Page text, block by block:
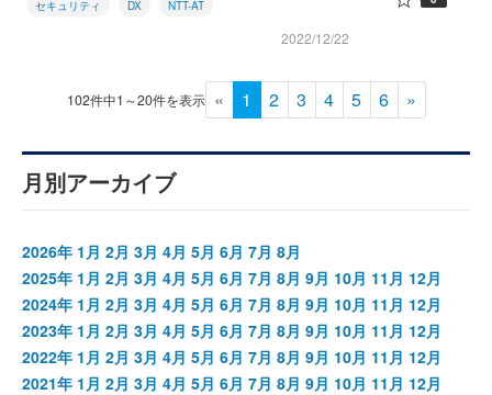
セキュリティ DX NTT-AT
2022/12/22
102件中1～20件を表示 « 1 2 3 4 5 6 »
月別アーカイブ
2026年 1月 2月 3月 4月 5月 6月 7月 8月
2025年 1月 2月 3月 4月 5月 6月 7月 8月 9月 10月 11月 12月
2024年 1月 2月 3月 4月 5月 6月 7月 8月 9月 10月 11月 12月
2023年 1月 2月 3月 4月 5月 6月 7月 8月 9月 10月 11月 12月
2022年 1月 2月 3月 4月 5月 6月 7月 8月 9月 10月 11月 12月
2021年 1月 2月 3月 4月 5月 6月 7月 8月 9月 10月 11月 12月